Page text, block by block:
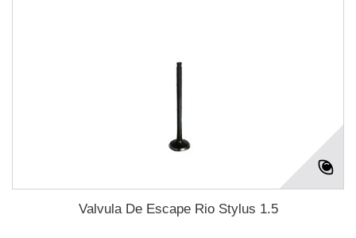
Valvula De Escape Rio Stylus 1.5